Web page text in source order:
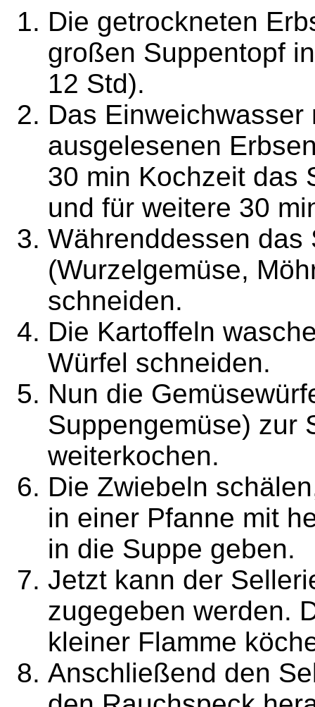
Die getrockneten
großen Suppentopf
12 Std).
Das
ausgelesenen
30 min Kochzeit das
und für weitere 30
Währenddessen das
(Wurzelgemüse,
schneiden.
Die Kartoffeln
Würfel schneiden.
Nun die
Suppengemüse) zur
weiterkochen.
Die Zwiebeln
in einer Pfanne mit
in die Suppe geben.
Jetzt kann der
zugegeben werden.
kleiner Flamme
Anschließend den